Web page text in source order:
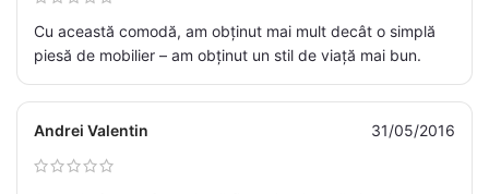
Cu această comodă, am obținut mai mult decât o simplă
piesă de mobilier – am obținut un stil de viață mai bun.
Andrei Valentin 31/05/2016